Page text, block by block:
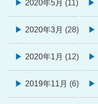
2020年5月 (11)
2020年3月 (28)
2020年1月 (12)
2019年11月 (6)